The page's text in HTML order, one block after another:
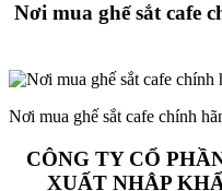
Nơi mua ghế sắt cafe
Nơi mua ghế sắt cafe chính
CÔNG TY CỔ
XUẤT NHẬP